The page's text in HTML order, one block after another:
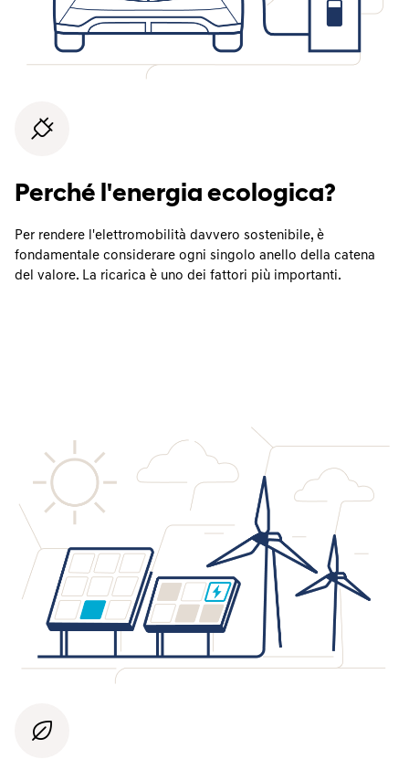
Perché l'energia ecologica?
Per rendere l'elettromobilità davvero sostenibile, è
fondamentale considerare ogni singolo anello della catena
del valore. La ricarica è uno dei fattori più importanti.